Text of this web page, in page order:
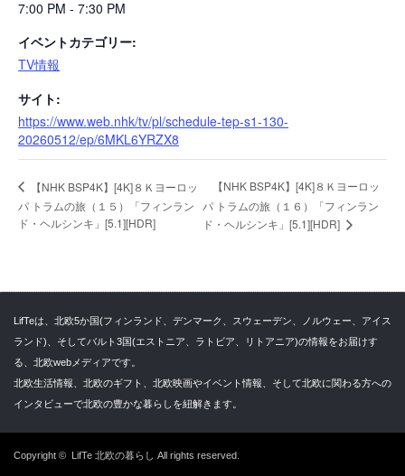
7:00 PM - 7:30 PM
イベントカテゴリー:
TV情報
サイト:
https://www.web.nhk/tv/pl/schedule-tep-s1-130-
20260512/ep/6MKL6YRZX8
【NHK BSP4K】[4K]８Ｋヨーロッ
パ トラムの旅（１５）「フィンラン
ド・ヘルシンキ」[5.1][HDR]
【NHK BSP4K】[4K]８Ｋヨーロッ
パ トラムの旅（１６）「フィンラン
ド・ヘルシンキ」[5.1][HDR]
LifTeは、北欧5か国(フィンランド、デンマーク、スウェーデン、ノルウェー、アイス
ランド)、そしてバルト3国(エストニア、ラトビア、リトアニア)の情報をお届けす
る、北欧webメディアです。
北欧生活情報、北欧のギフト、北欧映画やイベント情報、そして北欧に関わる方への
インタビューで北欧の豊かな暮らしを紐解きます。
Copyright © LifTe 北欧の暮らし All rights reserved.